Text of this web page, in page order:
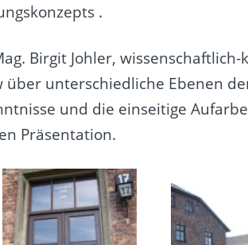
.
Birgit Johler,
über unterschiedliche Ebenen
und die einseitige
Präsentation.